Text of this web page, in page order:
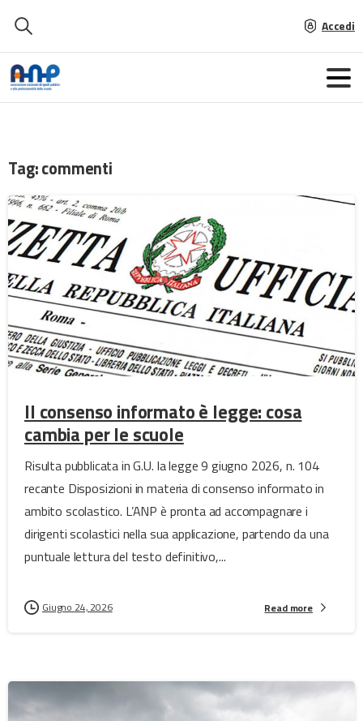
Accedi
Tag:commenti
Il consenso informato è legge: cosa
cambia per le scuole
Risulta pubblicata in G.U. la legge 9 giugno 2026, n. 104
recante Disposizioni in materia di consenso informato in
ambito scolastico. L’ANP è pronta ad accompagnare i
dirigenti scolastici nella sua applicazione, partendo da una
puntuale lettura del testo definitivo,...
Giugno 24, 2026 Read more